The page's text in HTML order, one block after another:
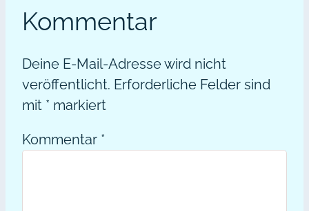
Kommentar
Deine E-Mail-Adresse wird nicht
veröffentlicht. Erforderliche Felder sind
mit * markiert
Kommentar *